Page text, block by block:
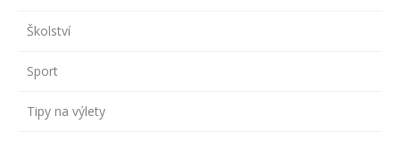
Školství
Sport
Tipy na výlety